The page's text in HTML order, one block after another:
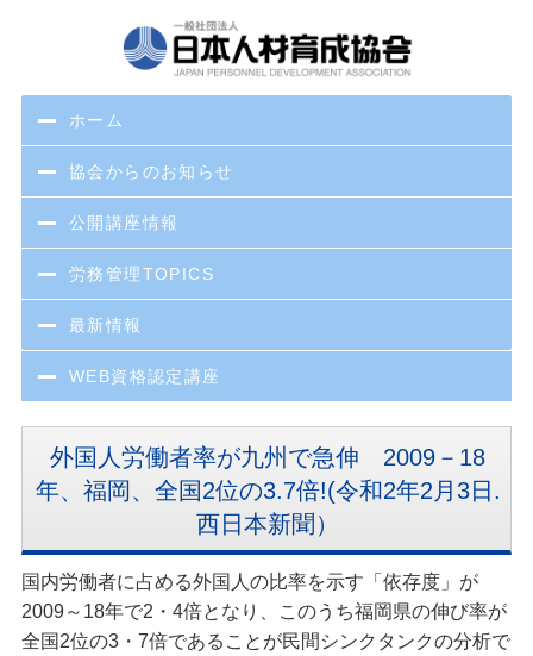
ホーム
協会からのお知らせ
公開講座情報
労務管理TOPICS
最新情報
WEB資格認定講座
外国人労働者率が九州で急伸 2009－18
年、福岡、全国2位の3.7倍!(令和2年2月3日.
西日本新聞）
国内労働者に占める外国人の比率を示す「依存度」が
2009～18年で2・4倍となり、このうち福岡県の伸び率が
全国2位の3・7倍であることが民間シンクタンクの分析で